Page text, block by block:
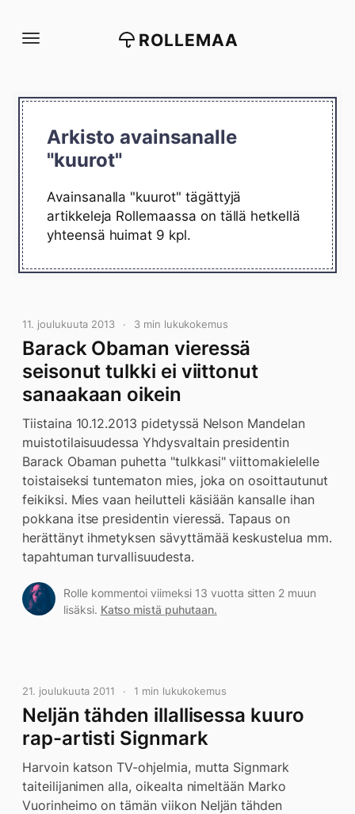
suoraan
ROLLEMAA
Arkisto avainsanalle
"kuurot"
Avainsanalla "kuurot" tägättyjä
artikkeleja Rollemaassa on tällä hetkellä
yhteensä huimat 9 kpl.
11. joulukuuta 2013 3 min lukukokemus
Barack Obaman vieressä
seisonut tulkki ei viittonut
sanaakaan oikein
Tiistaina 10.12.2013 pidetyssä Nelson Mandelan
muistotilaisuudessa Yhdysvaltain presidentin
Barack Obaman puhetta "tulkkasi" viittomakielelle
toistaiseksi tuntematon mies, joka on osoittautunut
feikiksi. Mies vaan heilutteli käsiään kansalle ihan
pokkana itse presidentin vieressä. Tapaus on
herättänyt ihmetyksen sävyttämää keskustelua mm.
tapahtuman turvallisuudesta.
Rolle kommentoi viimeksi 13 vuotta sitten 2 muun
lisäksi. Katso mistä puhutaan.
21. joulukuuta 2011 1 min lukukokemus
Neljän tähden illallisessa kuuro
rap-artisti Signmark
Harvoin katson TV-ohjelmia, mutta Signmark
taiteilijanimen alla, oikealta nimeltään Marko
Vuorinheimo on tämän viikon Neljän tähden